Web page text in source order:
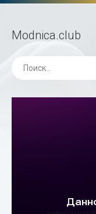
Modnica.club